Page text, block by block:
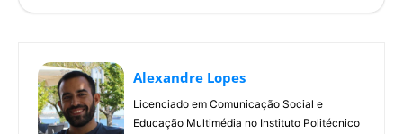
Alexandre Lopes
Licenciado em Comunicação Social e
Educação Multimédia no Instituto Politécnico